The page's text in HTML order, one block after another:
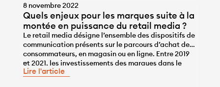
8 novembre 2022
Quels enjeux pour les marques suite à la
montée en puissance du retail media ?
Le retail media désigne l’ensemble des dispositifs de
communication présents sur le parcours d’achat des
consommateurs, en magasin ou en ligne. Entre 2019
et 2021, les investissements des marques dans le
retail media en ligne ont augmenté de 69% et
...
Lire l'article